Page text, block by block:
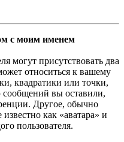
с моим именем
могут присутствовать два
относиться к вашему
квадратики или точки,
сообщений вы оставили,
Другое, обычно
как «аватара» и
пользователя.